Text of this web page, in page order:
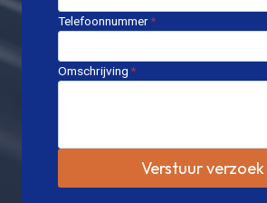
Telefoonnummer*
Omschrijving*
Verstuur verzoek